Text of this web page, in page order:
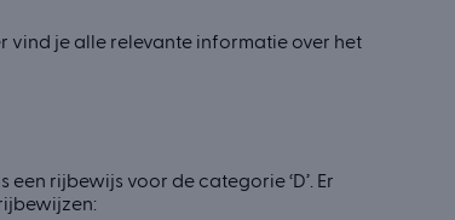
vind je alle relevante informatie over het
rijbewijs voor de categorie ‘D’. Er